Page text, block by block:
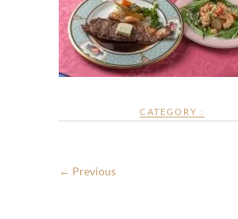
CATEGORY :
← Previous